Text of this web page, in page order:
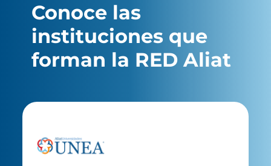
Conoce las
instituciones que
forman la RED Aliat